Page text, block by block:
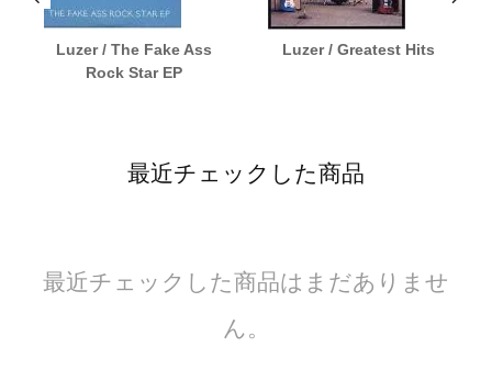
Luzer / The Fake Ass
Rock Star EP
Luzer / Greatest Hits
最近チェックした商品
最近チェックした商品はまだありませ
ん。